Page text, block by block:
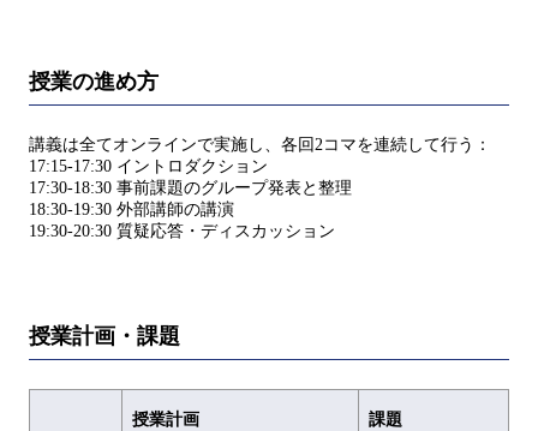
授業の進め方
講義は全てオンラインで実施し、各回2コマを連続して行う：
17:15-17:30 イントロダクション
17:30-18:30 事前課題のグループ発表と整理
18:30-19:30 外部講師の講演
19:30-20:30 質疑応答・ディスカッション
授業計画・課題
授業計画 課題